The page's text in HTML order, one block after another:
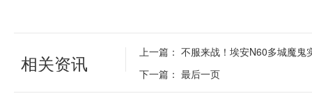
相关资讯 上一篇： 不服来战！埃安N60多城魔鬼
下一篇： 最后一页